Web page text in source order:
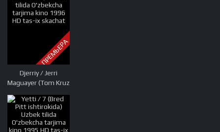
kino 2001 HD tas-ix
skachat
ПРЕМЬЕРА
Djerriy / Jerri
Maguayer (Tom Kruz
tilida O'zbekcha
tarjima kino 1996
HD tas-ix skachat